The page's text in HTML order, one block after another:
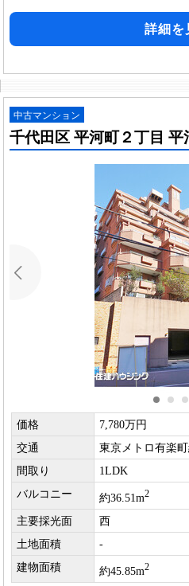
詳細を
中古マンション
千代田区 平河町２丁目 平
価格
7,780万円
交通
東京メトロ有楽
間取り
1LDK
バルコニー
約36.51m2
主要採光面
西
土地面積
-
建物面積
約45.85m2